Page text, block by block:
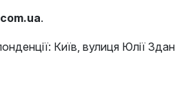
.
Київ, вулиця Юлії